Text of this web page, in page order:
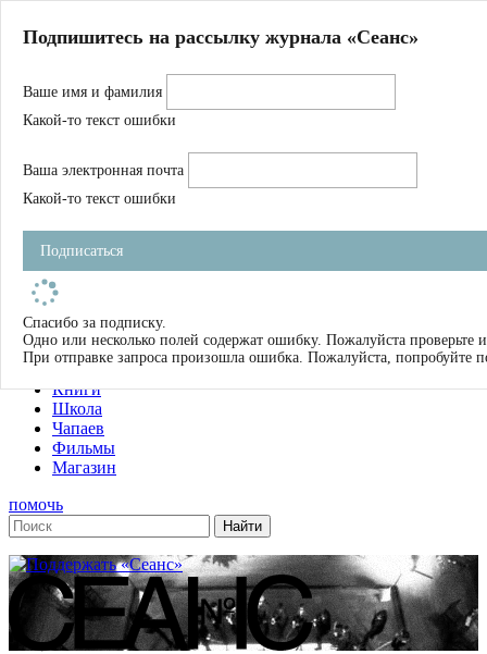
Магазин
Журнал
Школа
Устав
Фильмы
Имена
Тэги
О нас
Журнал
Книги
Школа
Чапаев
Фильмы
Магазин
помочь
Подпишитесь на рассылку журнала «Сеанс»
Ваше имя и фамилия
Какой-то текст ошибки
Ваша электронная почта
Какой-то текст ошибки
Подписаться
Спасибо за подписку.
Одно или несколько полей содержат ошибку. Пожалуйста проверьте
При отправке запроса произошла ошибка. Пожалуйста, попробуйте